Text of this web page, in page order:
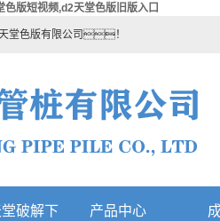
版短视频,d2天堂色版旧版入口
堂色版有限公司！
破解下 产品中心